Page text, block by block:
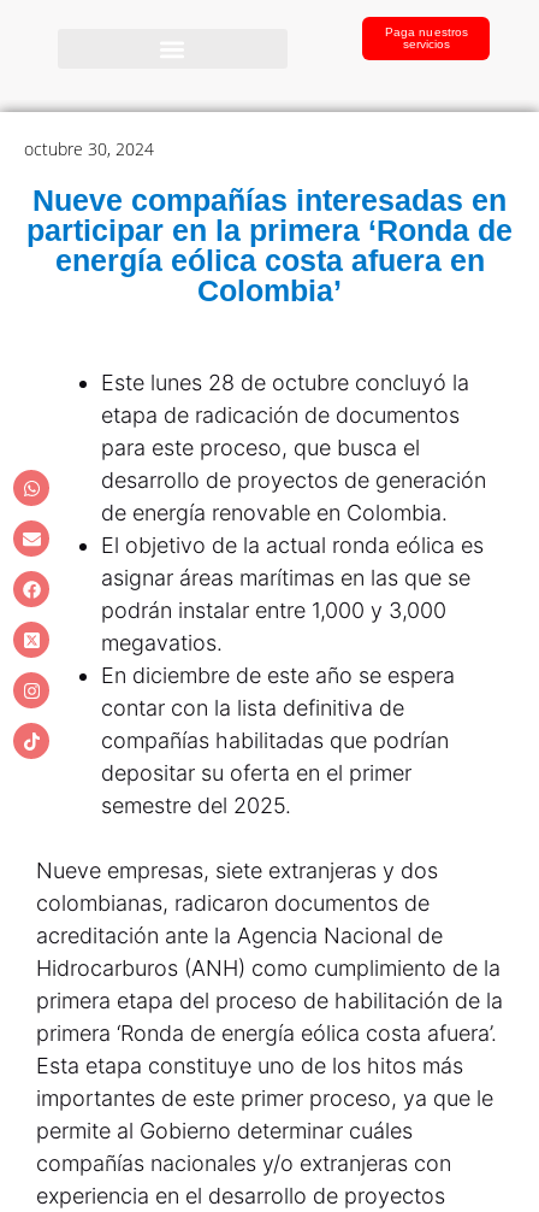
Paga nuestros
servicios
octubre 30, 2024
Nueve compañías interesadas en
participar en la primera ‘Ronda de
energía eólica costa afuera en
Colombia’
Este lunes 28 de octubre concluyó la
etapa de radicación de documentos
para este proceso, que busca el
desarrollo de proyectos de generación
de energía renovable en Colombia.
El objetivo de la actual ronda eólica es
asignar áreas marítimas en las que se
podrán instalar entre 1,000 y 3,000
megavatios.
En diciembre de este año se espera
contar con la lista definitiva de
compañías habilitadas que podrían
depositar su oferta en el primer
semestre del 2025.
Nueve empresas, siete extranjeras y dos
colombianas, radicaron documentos de
acreditación ante la Agencia Nacional de
Hidrocarburos (ANH) como cumplimiento de la
primera etapa del proceso de habilitación de la
primera ‘Ronda de energía eólica costa afuera’.
Esta etapa constituye uno de los hitos más
importantes de este primer proceso, ya que le
permite al Gobierno determinar cuáles
compañías nacionales y/o extranjeras con
experiencia en el desarrollo de proyectos